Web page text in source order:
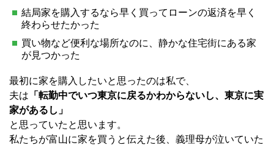
結局家を購入するなら早く買ってローンの返済を早く
終わらせたかった
買い物など便利な場所なのに、静かな住宅街にある家
が見つかった
最初に家を購入したいと思ったのは私で、
夫は 「転勤中でいつ東京に戻るかわからないし、 東京に実
家があるし」
と思っていたと思います。
私たちが富山に家を買うと伝えた後、義理母が泣いていた